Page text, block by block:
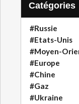
Catégories
#Russie
#Etats-Unis
#Moyen-
#Europe
#Chine
#Gaz
#Ukraine